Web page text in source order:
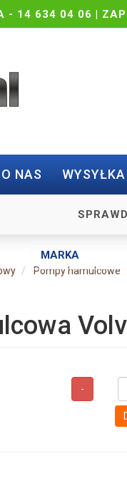
- 14 634 04 06 |
O NAS WYSYŁKA
Pompy hamulcowe
-